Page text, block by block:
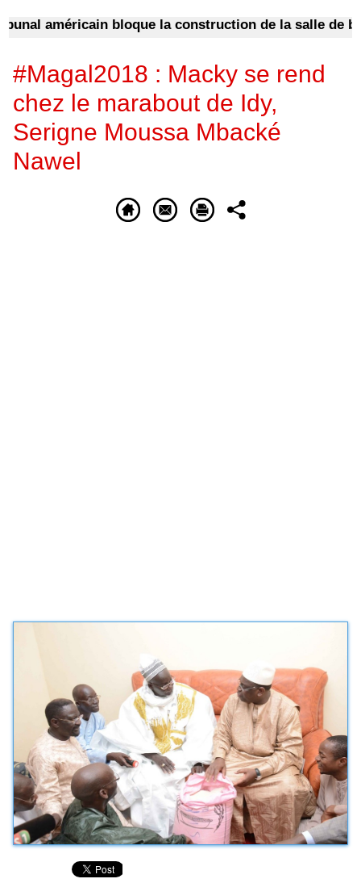
américain bloque la construction de la salle de bal
#Magal2018 : Macky se rend
chez le marabout de Idy,
Serigne Moussa Mbacké
Nawel